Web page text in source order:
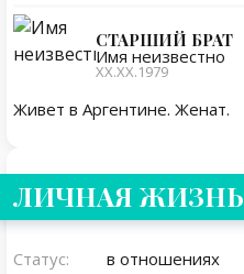
СТАРШИЙ БРАТ
Имя неизвестно
ХХ.ХХ.1979
Живет в Аргентине. Женат.
Личная жизнь
ЛИЧНАЯ ЖИЗНЬ
Статус:
в отношениях